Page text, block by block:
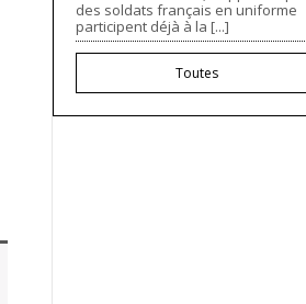
des soldats français en uniforme
participent déjà à la [...]
Toutes